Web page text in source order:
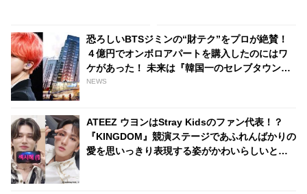
げな表情・・ ジョシュアの一言
で超舞い上がるジョンハンにほ
っこり
恐ろしいBTSジミンの“財テク”をプロが絶賛！
４億円でオンボロアパートを購入したのにはワ
ケがあった！ 未来は『韓国一のセレブタウン』
の地主になるってホント？
NEWS
ATEEZ ウヨンはStray Kidsのファン代表！？
『KINGDOM』競演ステージであふれんばかりの
愛を思いっきり表現する姿がかわいらしいと話